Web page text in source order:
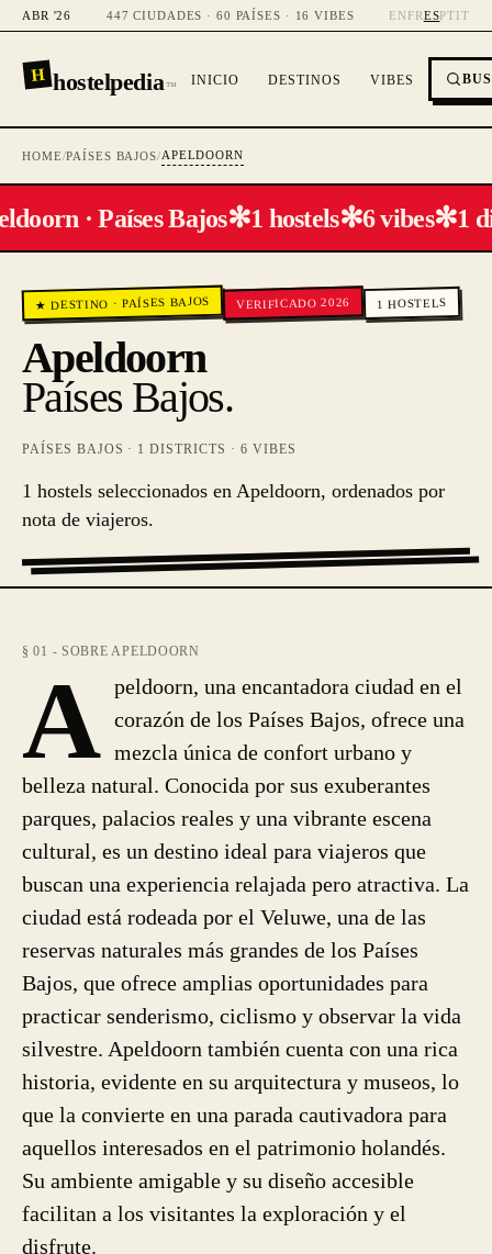
ABR '26 447 CIUDADES · 60 PAÍSES · 16 VIBES EN FRESPTIT
H hostelpedia™ INICIO DESTINOS VIBES
HOME/PAÍSES BAJOS/APELDOORN
· Países Bajos✻1 hostels✻6 vibes✻1
★ DESTINO ·PAÍSES BAJOS VERIFICADO 2026 1 HOSTELS
Apeldoorn
Países Bajos.
PAÍSES BAJOS · 1 DISTRICTS · 6 VIBES
1 hostels seleccionados en Apeldoorn, ordenados por
nota de viajeros.
§ 01 - SOBRE APELDOORN
A peldoorn, una encantadora ciudad en el
corazón de los Países Bajos, ofrece una
mezcla única de confort urbano y
belleza natural. Conocida por sus exuberantes
parques, palacios reales y una vibrante escena
cultural, es un destino ideal para viajeros que
buscan una experiencia relajada pero atractiva. La
ciudad está rodeada por el Veluwe, una de las
reservas naturales más grandes de los Países
Bajos, que ofrece amplias oportunidades para
practicar senderismo, ciclismo y observar la vida
silvestre. Apeldoorn también cuenta con una rica
historia, evidente en su arquitectura y museos, lo
que la convierte en una parada cautivadora para
aquellos interesados en el patrimonio holandés.
Su ambiente amigable y su diseño accesible
facilitan a los visitantes la exploración y el
disfrute.